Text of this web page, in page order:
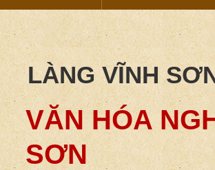
LÀNG VĨNH
VĂN HÓA
SƠN